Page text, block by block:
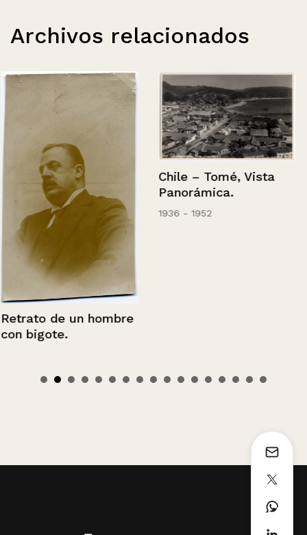
Archivos relacionados
Retrato de un hombre
con bigote.
Chile – Tomé, Vista
Panorámica.
1936 - 1952